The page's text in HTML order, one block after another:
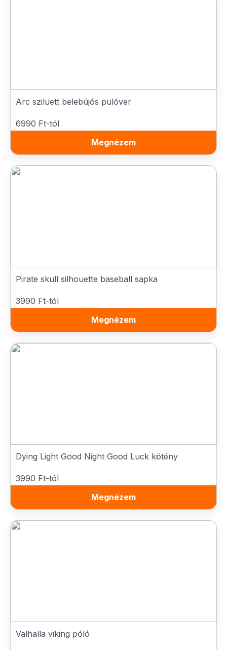
Arc sziluett belebújós pulóver
6990 Ft-tól
Megnézem
Pirate skull silhouette baseball sapka
3990 Ft-tól
Megnézem
Dying Light Good Night Good Luck kötény
3990 Ft-tól
Megnézem
Valhalla viking póló